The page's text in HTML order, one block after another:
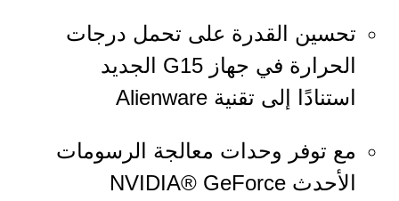
تحسين القدرة على تحمل درجات
الحرارة في جهاز G15 الجديد
استنادًا إلى تقنية Alienware
مع توفر وحدات معالجة الرسومات
الأحدث NVIDIA® GeForce